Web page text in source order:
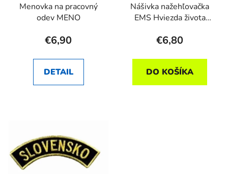
Menovka na pracovný
odev MENO
€6,90
DETAIL
Nášivka nažehľovačka
EMS Hviezda života
€6,80
DO KOŠÍKA